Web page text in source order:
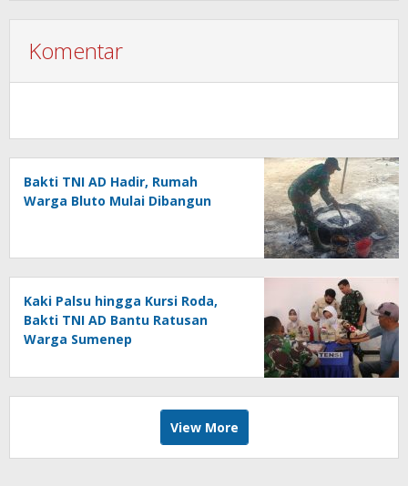
Komentar
Bakti TNI AD Hadir, Rumah
Warga Bluto Mulai Dibangun
Kaki Palsu hingga Kursi Roda,
Bakti TNI AD Bantu Ratusan
Warga Sumenep
View More